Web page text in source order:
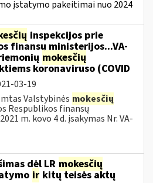
įstatymo pakeitimai nuo 2024
inspekcijos prie
finansų ministerijos...VA-
mokesčių
koronaviruso (COVID
03-19
Valstybinės mokesčių
Respublikos finansų
m. kovo 4 d. įsakymas Nr. VA-
dėl LR mokesčių
ir kitų teisės aktų